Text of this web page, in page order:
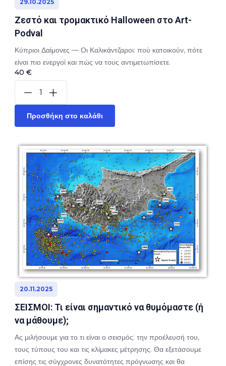
29.10.2025
Ζεστό και τρομακτικό Halloween στο Art-
Podval
Κύπριοι Δαίμονες — Οι Καλικάντζαροι: πού κατοικούν, πότε
είναι πιο ενεργοί και πώς να τους αντιμετωπίσετε.
40 €
Προσθήκη στο καλάθι
20.11.2025
ΣΕΙΣΜΟΙ: Τι είναι σημαντικό να θυμόμαστε (ή
να μάθουμε);
Ας μιλήσουμε για το τι είναι ο σεισμός: την προέλευσή του,
τους τύπους του και τις κλίμακες μέτρησης. Θα εξετάσουμε
επίσης τις σύγχρονες δυνατότητες πρόγνωσης και θα